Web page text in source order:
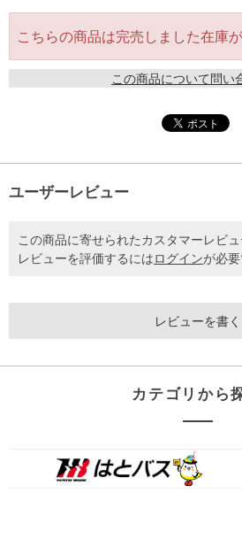
在庫
この商品について問い
ユーザーレビュー
この商品に寄せられたカスタマーレビュ
レビューを評価するにはログインが必要
レビューを書く
カテゴリから